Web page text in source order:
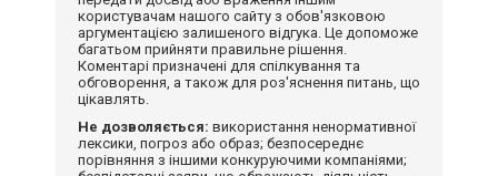
користувачам нашого сайту з обов'язковою
аргументацією залишеного відгука. Це допоможе
багатьом прийняти правильне рішення.
Коментарі призначені для спілкування та
обговорення, а також для роз'яснення питань, що
цікавлять.
Не дозволяється: використання ненормативної
лексики, погроз або образ; безпосереднє
порівняння з іншими конкуруючими компаніями;